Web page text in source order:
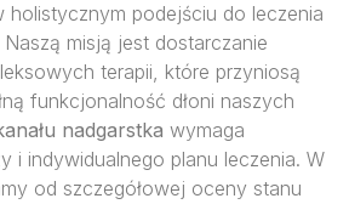
holistycznym podejściu do leczenia
Naszą misją jest dostarczanie
terapii, które przyniosą
funkcjonalność dłoni naszych
nadgarstka wymaga
i indywidualnego planu leczenia. W
od szczegółowej oceny stanu